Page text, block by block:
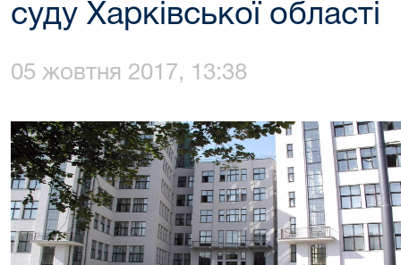
суду Харківської області
05 жовтня 2017, 13:38